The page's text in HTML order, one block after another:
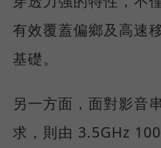
有效覆蓋偏鄉及高速
基礎。
另一方面，面對影音
求，則由 3.5GHz